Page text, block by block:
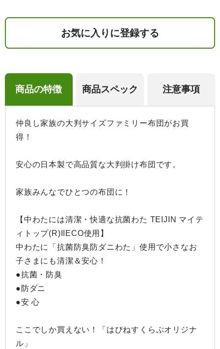
お気に入りに登録する
商品の特徴 商品スペック 注意事項
仲良し家族の大判サイズファミリー布団がお買
得！
安心の日本製で高品質な大判掛け布団です。
家族みんなでひとつの布団に！
【中わたには清潔・快適な抗菌わた TEIJIN マイテ
ィトップ(R)IIECO使用】
中わたに「抗菌防臭防ダニわた」使用で小さなお
子さまにも清潔＆安心！
●抗菌・防臭
●防ダニ
●安 心
ここでしか買えない！「はぴねすくらぶオリジナ
ル」